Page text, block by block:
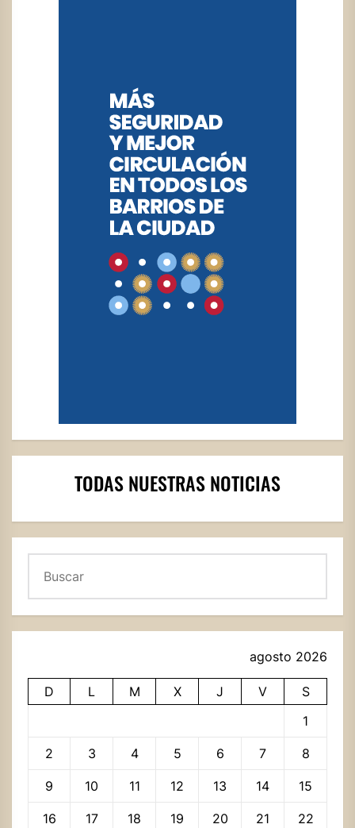
TODAS NUESTRAS NOTICIAS
agosto 2026
D L M X J V
S
1
2 3 4 5 6 7 8
9 10 11 12 13 14 15
16 17 18 19 20 21 22